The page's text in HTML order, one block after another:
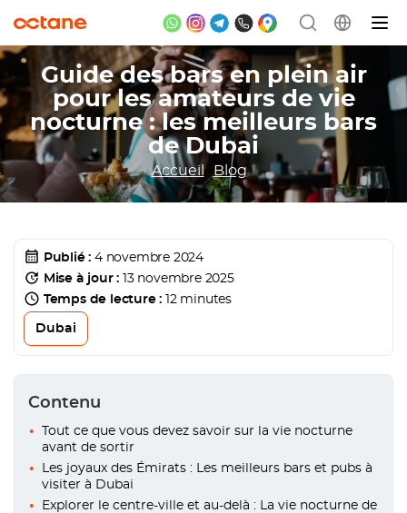
Guide des bars en plein air
pour les amateurs de vie
nocturne : les meilleurs bars
de Dubai
Accueil Blog
Publié :4 novembre 2024
Mise à jour :
13 novembre 2025
Temps de lecture :
12 minutes
Dubai
Contenu
Tout ce que vous devez savoir sur la vie nocturne
avant de sortir
Les joyaux des Émirats : Les meilleurs bars et pubs à
visiter à Dubai
Explorer le centre-ville et au-delà : La vie nocturne de